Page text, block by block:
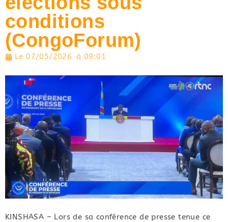
conditions
(CongoForum)
Le 07/05/2026 à 09:01
KINSHASA – Lors de sa conférence de presse tenue ce